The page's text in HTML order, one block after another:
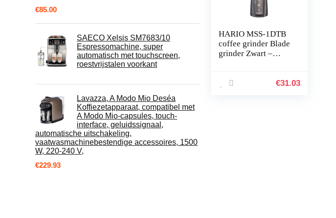
€85.00
SAECO Xelsis SM7683/10
Espressomachine, super
automatisch met touchscreen,
roestvrijstalen voorkant
Lavazza, A Modo Mio Deséa
Koffiezetapparaat, compatibel met
A Modo Mio-capsules, touch-
interface, geluidssignaal,
automatische uitschakeling,
vaatwasmachinebestendige accessoires, 1500
W, 220-240 V,
€229.93
HARIO MSS-1DTB
coffee grinder Blade
grinder Zwart –
Slim,Zwart
€31.03